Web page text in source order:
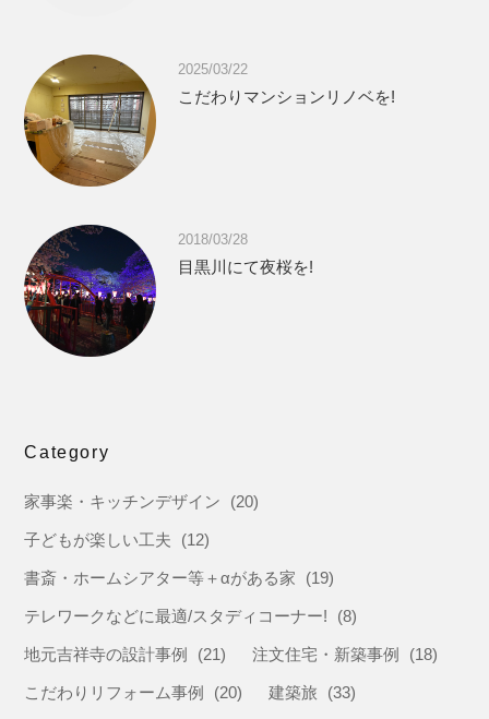
2025/03/22
こだわりマンションリノベを!
2018/03/28
目黒川にて夜桜を!
Category
家事楽・キッチンデザイン (20)
子どもが楽しい工夫 (12)
書斎・ホームシアター等＋αがある家 (19)
テレワークなどに最適/スタディコーナー! (8)
地元吉祥寺の設計事例 (21) 注文住宅・新築事例 (18)
こだわりリフォーム事例 (20) 建築旅 (33)